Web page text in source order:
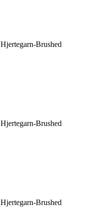
Brushed
Brushed
Brushed